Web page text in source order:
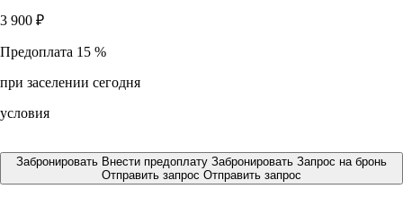
3 900 ₽
Предоплата 15 %
при заселении сегодня
условия
Забронировать Внести предоплату Забронировать Запрос на бронь
Отправить запрос Отправить запрос